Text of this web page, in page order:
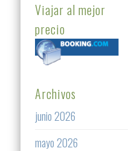
Viajar al mejor
precio
Archivos
junio 2026
mayo 2026